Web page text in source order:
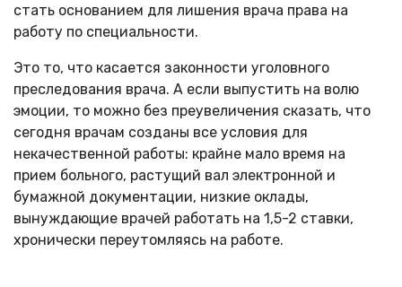
стать основанием для лишения врача права на
работу по специальности.
Это то, что касается законности уголовного
преследования врача. А если выпустить на волю
эмоции, то можно без преувеличения сказать, что
сегодня врачам созданы все условия для
некачественной работы: крайне мало время на
прием больного, растущий вал электронной и
бумажной документации, низкие оклады,
вынуждающие врачей работать на 1,5-2 ставки,
хронически переутомляясь на работе.